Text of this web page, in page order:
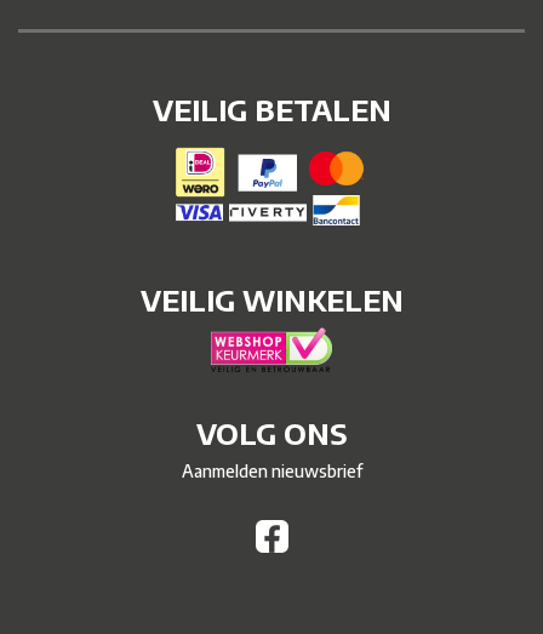
VEILIG BETALEN
VEILIG WINKELEN
VOLG ONS
Aanmelden nieuwsbrief